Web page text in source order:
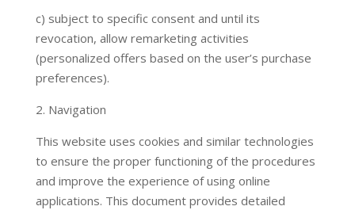
c) subject to specific consent and until its
revocation, allow remarketing activities
(personalized offers based on the user’s purchase
preferences).
2. Navigation
This website uses cookies and similar technologies
to ensure the proper functioning of the procedures
and improve the experience of using online
applications. This document provides detailed